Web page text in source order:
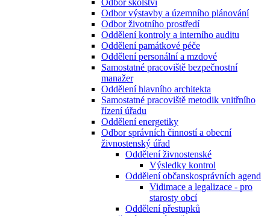
Odbor školství
Odbor výstavby a územního plánování
Odbor životního prostředí
Oddělení kontroly a interního auditu
Oddělení památkové péče
Oddělení personální a mzdové
Samostatné pracoviště bezpečnostní
manažer
Oddělení hlavního architekta
Samostatné pracoviště metodik vnitřního
řízení úřadu
Oddělení energetiky
Odbor správních činností a obecní
živnostenský úřad
Oddělení živnostenské
Výsledky kontrol
Oddělení občanskosprávních agend
Vidimace a legalizace - pro
starosty obcí
Oddělení přestupků